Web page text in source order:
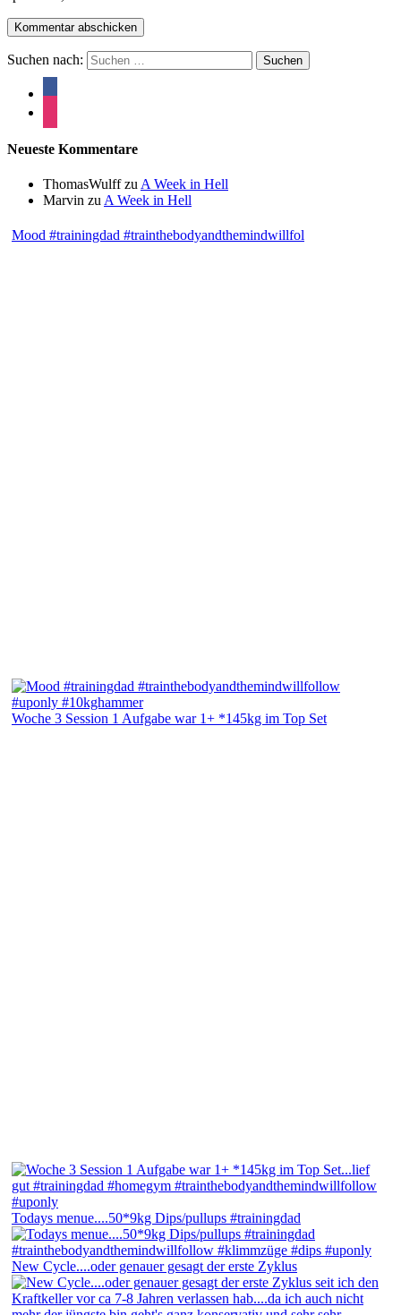
Suchen nach:
Neueste Kommentare
ThomasWulffzu A Week in Hell
Marvin zu A Week in Hell
Mood #trainingdad #trainthebodyandthemindwillfol
Woche 3 Session 1 Aufgabe war 1+ *145kg im Top Set
Todays menue....50*9kg Dips/pullups #trainingdad
New Cycle....oder genauer gesagt der erste Zyklus